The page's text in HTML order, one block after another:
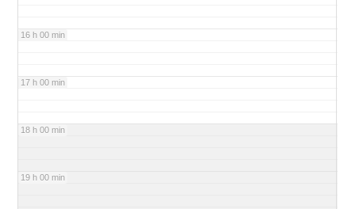
16 h 00 min
17 h 00 min
18 h 00 min
19 h 00 min